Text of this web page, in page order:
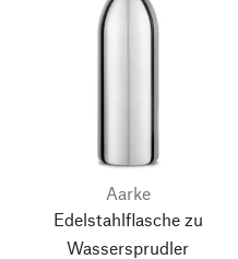
Aarke
Edelstahlflasche zu
Wassersprudler